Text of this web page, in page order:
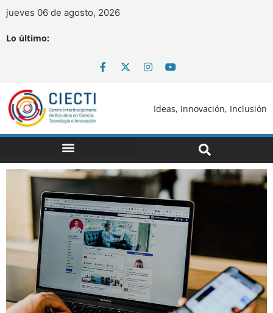
jueves 06 de agosto, 2026
Lo último:
Ideas, Innovación, Inclusión